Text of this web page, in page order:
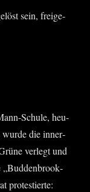
sein, frei­ge­
Schu­le, heu­
wur­de die inner­
ver­legt und
„Bud­den­brook­
pro­tes­tier­te: